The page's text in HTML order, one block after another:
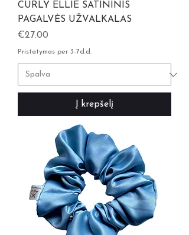
CURLY ELLIE SATININIS
PAGALVĖS UŽVALKALAS
Kaina
€27.00
Pristatymas per 3-7d.d.
Į krepšelį